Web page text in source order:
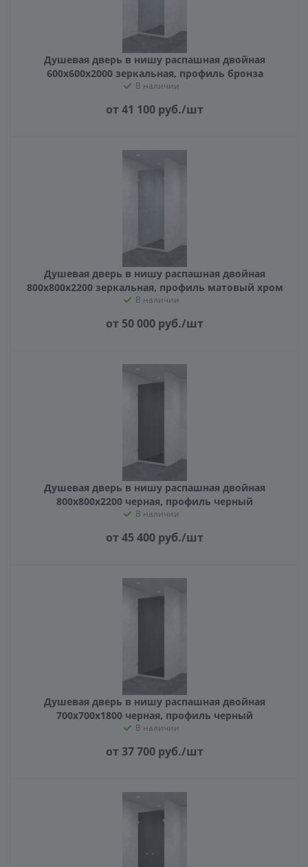
Душевая дверь в нишу распашная двойная
600х600х2000 зеркальная, профиль бронза
В наличии
от 41 100 руб./шт
Душевая дверь в нишу распашная двойная
800х800х2200 зеркальная, профиль матовый хром
В наличии
от 50 000 руб./шт
Душевая дверь в нишу распашная двойная
800х800х2200 черная, профиль черный
В наличии
от 45 400 руб./шт
Душевая дверь в нишу распашная двойная
700х700х1800 черная, профиль черный
В наличии
от 37 700 руб./шт